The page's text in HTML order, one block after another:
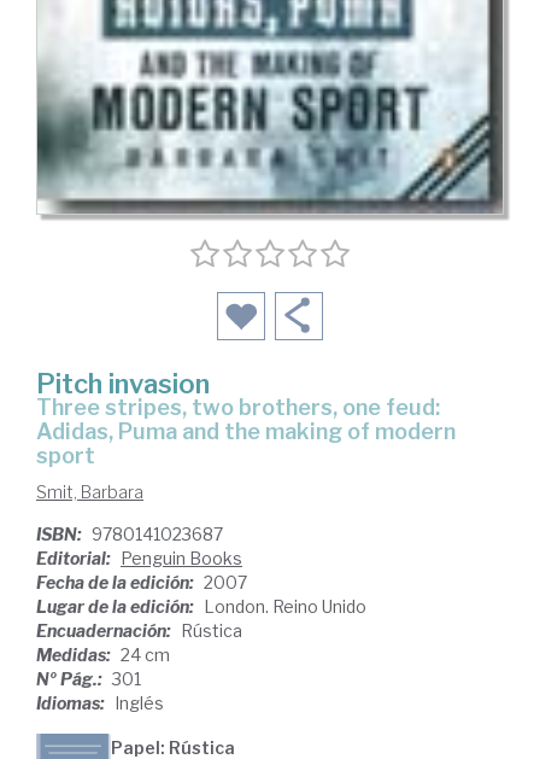
Pitch invasion
three stripes, two brothers, one feud:
Adidas, Puma and the making of modern
sport
Smit, Barbara
ISBN: 9780141023687
Editorial: Penguin Books
Fecha de la edición: 2007
Lugar de la edición: London. Reino Unido
Encuadernación: Rústica
Medidas: 24 cm
Nº Pág.: 301
Idiomas: Inglés
Papel: Rústica